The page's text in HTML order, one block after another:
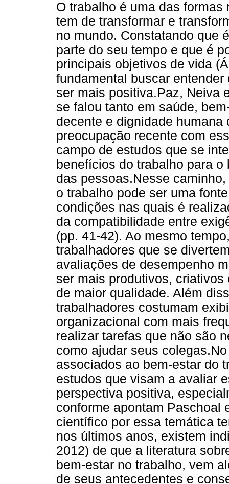
O trabalho é uma das
tem de transformar e
no mundo. Constatando que
parte do seu tempo e que é
principais objetivos de vida
fundamental buscar
ser mais positiva.Paz, Neiva
se falou tanto em saúde,
decente e dignidade
preocupação recente com
campo de estudos que se
benefícios do trabalho para
das pessoas.Nesse
o trabalho pode ser uma
condições nas quais é
da compatibilidade entre
(pp. 41-42). Ao mesmo
trabalhadores que se
avaliações de desempenho
ser mais produtivos,
de maior qualidade. Além
trabalhadores costumam
organizacional com mais
realizar tarefas que não são
como ajudar seus
associados ao bem-estar do
estudos que visam a avaliar
perspectiva positiva,
conforme apontam Paschoal
científico por essa temática
nos últimos anos, existem
2012) de que a literatura
bem-estar no trabalho, vem
de seus antecedentes e